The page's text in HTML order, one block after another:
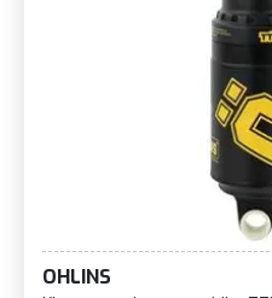
OHLINS